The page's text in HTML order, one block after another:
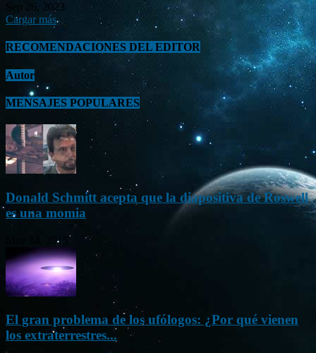
Sep 26, 2023
Cargar más
RECOMENDACIONES DEL EDITOR
Autor
MENSAJES POPULARES
Donald Schmitt acepta que la diapositiva de Roswell
es una momia
May 14, 2015
El gran problema de los ufólogos: ¿Por qué vienen
los extraterrestres...